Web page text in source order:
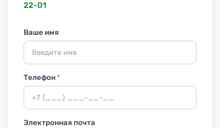
22-01
Ваше имя
Телефон*
Электронная почта